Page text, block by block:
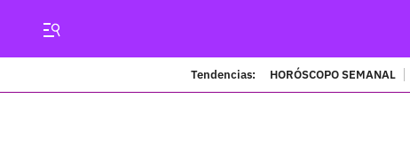
Tendencias: HORÓSCOPO SEMANAL